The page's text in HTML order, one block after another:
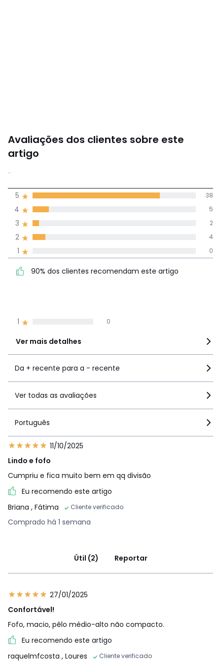
Avaliações dos clientes sobre este
artigo
4,6
(49)
1 0
recomendam este artigo
Ver mais detalhes
1 0
2 4
3 2
4 5
5 38
90% dos clientes recomendam este artigo
Da + recente para a - recente
Ver todas as avaliações
Português
11/10/2025
Lindo e fofo
Cumpriu e fica muito bem em qq divisão
Eu recomendo este artigo
Briana , Fátima Cliente verificado
Comprado há 1 semana
Útil (2) Reportar
27/01/2025
Confortável!
Fofo, macio, pêlo médio-alto não compacto.
Eu recomendo este artigo
raquelmfcosta , Loures Cliente verificado